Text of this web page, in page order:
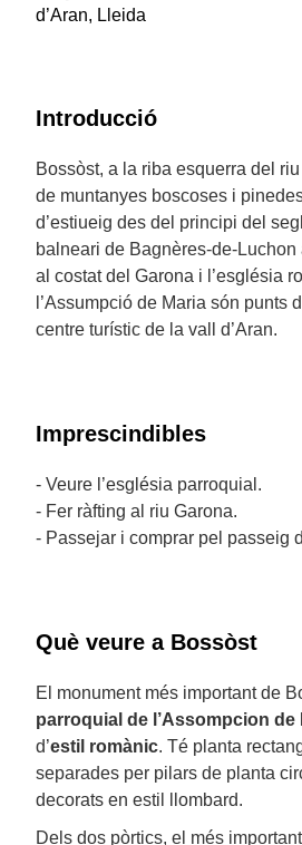
d’Aran, Lleida
Introducció
Bossòst, a la riba esquerra del
de muntanyes boscoses i
d’estiueig des del principi del
balneari de Bagnères-de-
al costat del Garona i l’església
l’Assumpció de Maria són punts
centre turístic de la vall d’Aran.
Imprescindibles
- Veure l’església parroquial.
- Fer ràfting al riu Garona.
- Passejar i comprar pel passeig
Què veure a Bossòst
El monument més important de
parroquial de l’Assompcion de
d’estil romànic. Té planta
separades per pilars de planta
decorats en estil llombard.
Dels dos pòrtics, el més